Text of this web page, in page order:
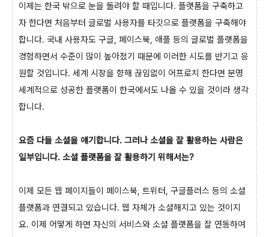
이제는 한국 밖으로 눈을 돌려야 할 때입니다. 플랫폼을 구축하고
자 한다면 처음부터 글로벌 사용자를 타깃으로 플랫폼을 구축해야
합니다. 국내 사용자도 구글, 페이스북, 애플 등의 글로벌 플랫폼을
경험하면서 수준이 많이 높아졌기 때문에 이러한 시도를 반기고 응
원할 것입니다. 세계 시장을 향해 끊임없이 어프로치 한다면 분명
세계적으로 성공한 플랫폼이 한국에서도 나올 수 있을 것이라 생각
합니다.
요즘 다들 소셜을 얘기합니다. 그러나 소셜을 잘 활용하는 사람은
일부입니다. 소셜 플랫폼을 잘 활용하기 위해서는?
이제 모든 웹 페이지들이 페이스북, 트위터, 구글플러스 등의 소셜
플랫폼과 연결되고 있습니다. 웹 자체가 소셜해지고 있는 것이지
요. 이제 어떻게 하면 자신의 서비스와 소셜 플랫폼을 잘 연동하여